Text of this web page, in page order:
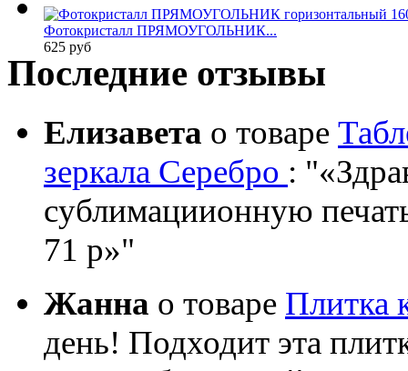
Фотокристалл ПРЯМОУГОЛЬНИК...
625 руб
Последние отзывы
Елизавета о товаре
зеркала Серебро :
сублимациионную
71 р»
Жанна о товаре Плитка
день! Подходит эта